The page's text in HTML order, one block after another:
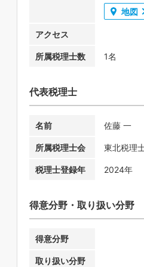
地図
アクセス
所属税理士数 1名
代表税理士
名前 佐藤 一
所属税理士会 東北税理
税理士登録年 2024年
得意分野・取り扱い分野
得意分野
取り扱い分野